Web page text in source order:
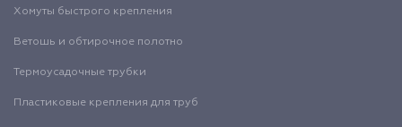
Хомуты быстрого крепления
Ветошь и обтирочное полотно
Термоусадочные трубки
Пластиковые крепления для труб